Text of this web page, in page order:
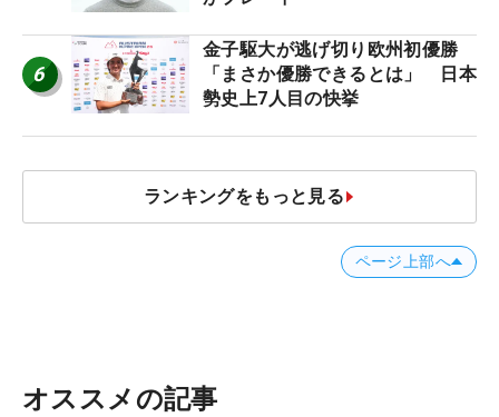
6
金子駆大が逃げ切り欧州初優勝
「まさか優勝できるとは」 日本
勢史上7人目の快挙
ランキングをもっと見る
ページ上部へ
オススメの記事